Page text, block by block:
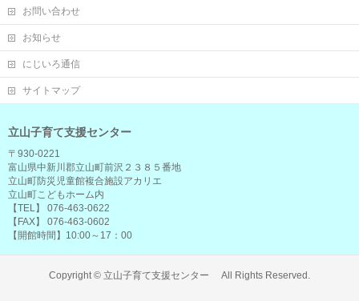
お問い合わせ
お知らせ
にじいろ通信
サイトマップ
立山子育て支援センター
〒930-0221
富山県中新川郡立山町前沢２３８５番地
立山町防災児童館複合施設アカリエ
立山町こどもホーム内
【TEL】 076-463-0622
【FAX】 076-463-0602
【開館時間】10:00～17：00
Copyright © 立山子育て支援センター All Rights Reserved.